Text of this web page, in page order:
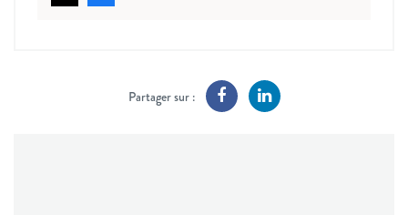
Partager sur :